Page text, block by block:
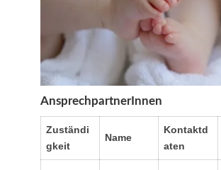
AnsprechpartnerInnen
Zuständi
gkeit
Name
Kontaktd
aten